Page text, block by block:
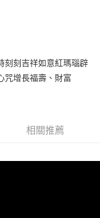
確認頁面所載為準。
付你分期系統評分，恕無
月結算日後寄送繳費提
繳交帳款。
刻刻吉祥如意紅瑪瑙辟
咒增長福壽、財富
相關推薦